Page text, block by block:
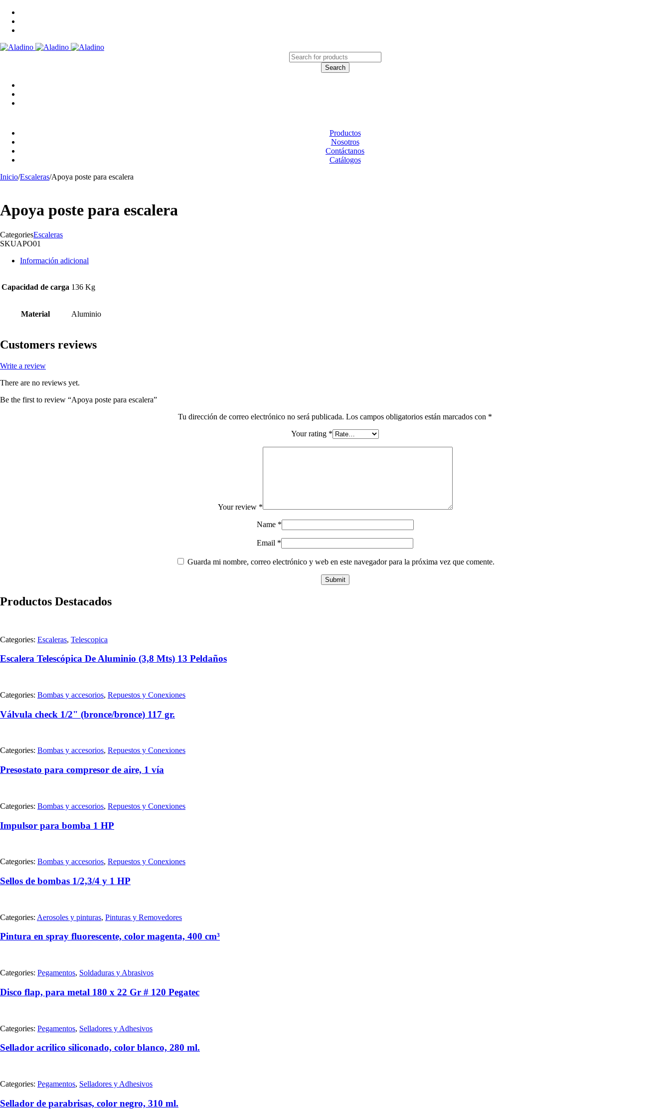
Productos
Nosotros
Contáctanos
Catálogos
Inicio/Escaleras/Apoya poste para escalera
Apoya poste para escalera
CategoriesEscaleras
SKUAPO01
Información adicional
Capacidad de carga 136 Kg
Material Aluminio
Customers reviews
Write a review
There are no reviews yet.
Be the first to review “Apoya poste para escalera”
Tu dirección de correo electrónico no será publicada. Los campos obligatorios están marcados con *
Your rating *
Your review *
Name *
Email *
Guarda mi nombre, correo electrónico y web en este navegador para la próxima vez que comente.
Productos Destacados
Categories: Escaleras, Telescopica
Escalera Telescópica De Aluminio (3,8 Mts) 13 Peldaños
Categories: Bombas y accesorios, Repuestos y Conexiones
Válvula check 1/2" (bronce/bronce) 117 gr.
Categories: Bombas y accesorios, Repuestos y Conexiones
Presostato para compresor de aire, 1 vía
Categories: Bombas y accesorios, Repuestos y Conexiones
Impulsor para bomba 1 HP
Categories: Bombas y accesorios, Repuestos y Conexiones
Sellos de bombas 1/2,3/4 y 1 HP
Categories: Aerosoles y pinturas, Pinturas y Removedores
Pintura en spray fluorescente, color magenta, 400 cm³
Categories: Pegamentos, Soldaduras y Abrasivos
Disco flap, para metal 180 x 22 Gr # 120 Pegatec
Categories: Pegamentos, Selladores y Adhesivos
Sellador acrilico siliconado, color blanco, 280 ml.
Categories: Pegamentos, Selladores y Adhesivos
Sellador de parabrisas, color negro, 310 ml.